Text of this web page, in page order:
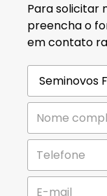
Para solicitar
preencha o
em contato